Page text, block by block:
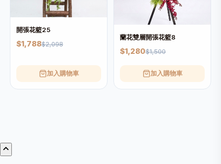
開張花籃25
$1,788$2,098
加入購物車
蘭花雙層開張花籃8
$1,280$1,500
加入購物車